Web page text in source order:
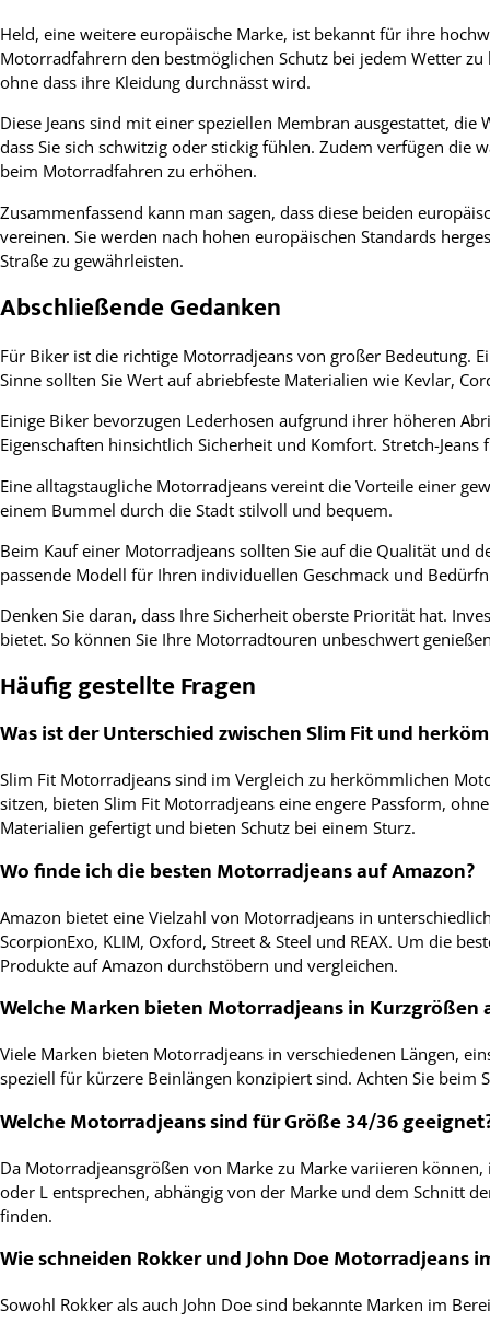
Held, eine weitere europäische Marke, ist bekannt für ihre
Motorradfahrern den bestmöglichen Schutz bei jedem Wetter
ohne dass ihre Kleidung durchnässt wird.
Diese Jeans sind mit einer speziellen Membran ausgestattet,
dass Sie sich schwitzig oder stickig fühlen. Zudem verfügen die
beim Motorradfahren zu erhöhen.
Zusammenfassend kann man sagen, dass diese beiden
vereinen. Sie werden nach hohen europäischen Standards
Straße zu gewährleisten.
Abschließende Gedanken
Für Biker ist die richtige Motorradjeans von großer Bedeutung.
Sinne sollten Sie Wert auf abriebfeste Materialien wie Kevlar,
Einige Biker bevorzugen Lederhosen aufgrund ihrer höheren
Eigenschaften hinsichtlich Sicherheit und Komfort. Stretch-
Eine alltagstaugliche Motorradjeans vereint die Vorteile einer
einem Bummel durch die Stadt stilvoll und bequem.
Beim Kauf einer Motorradjeans sollten Sie auf die Qualität und
passende Modell für Ihren individuellen Geschmack und
Denken Sie daran, dass Ihre Sicherheit oberste Priorität hat.
bietet. So können Sie Ihre Motorradtouren unbeschwert
Häufig gestellte Fragen
Was ist der Unterschied zwischen Slim Fit und
Slim Fit Motorradjeans sind im Vergleich zu herkömmlichen
sitzen, bieten Slim Fit Motorradjeans eine engere Passform,
Materialien gefertigt und bieten Schutz bei einem Sturz.
Wo finde ich die besten Motorradjeans auf Amazon?
Amazon bietet eine Vielzahl von Motorradjeans in
ScorpionExo, KLIM, Oxford, Street & Steel und REAX. Um die
Produkte auf Amazon durchstöbern und vergleichen.
Welche Marken bieten Motorradjeans in Kurzgrößen
Viele Marken bieten Motorradjeans in verschiedenen Längen,
speziell für kürzere Beinlängen konzipiert sind. Achten Sie
Welche Motorradjeans sind für Größe 34/36
Da Motorradjeansgrößen von Marke zu Marke variieren
oder L entsprechen, abhängig von der Marke und dem Schnitt
finden.
Wie schneiden Rokker und John Doe Motorradjeans
Sowohl Rokker als auch John Doe sind bekannte Marken im